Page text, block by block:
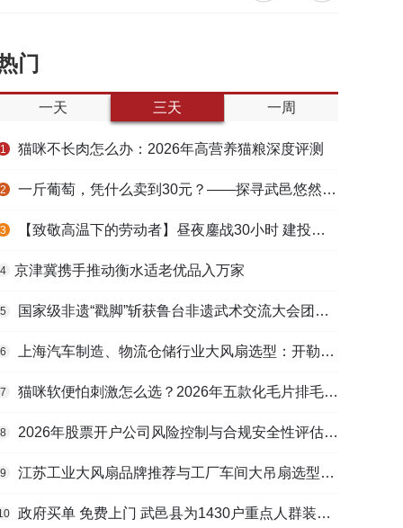
门
一天 三天 一周
1 猫咪不长肉怎么办：2026年高营养猫粮深度评测
2 一斤葡萄，凭什么卖到30元？——探寻武邑悠然生态农庄的“高价密码”
3 【致敬高温下的劳动者】昼夜鏖战30小时 建投衡水水务紧急抢修保民生用水
4 ​京津冀携手推动衡水适老优品入万家
5 国家级非遗“戳脚”斩获鲁台非遗武术交流大会团体一等奖
6 上海汽车制造、物流仓储行业大风扇选型：开勒环境上海总部本地化服务优势解析
7 猫咪软便怕刺激怎么选？2026年五款化毛片排毛护肠避坑指南
8 2026年股票开户公司风险控制与合规安全性评估：投资者保护机制哪家靠谱？
9 江苏工业大风扇品牌推荐与工厂车间大吊扇选型指南
政府买单 免费上门 武邑县为1430户重点人群装上烟感“安全哨”